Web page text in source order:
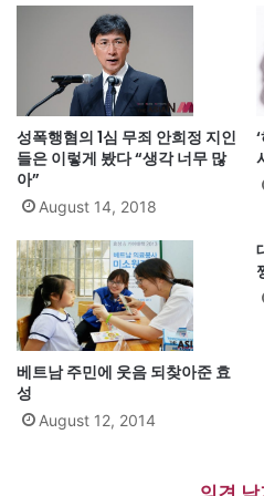
성폭행혐의 1심 무죄 안희정 지인
들은 이렇게 봤다 “생각 너무 많
아”
August 14, 2018
베트남 주민에 웃음 되찾아준 효
성
August 12, 2014